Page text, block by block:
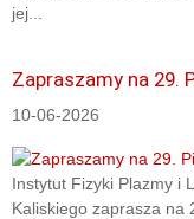
jej...
Zapraszamy na 29.
10-06-2026
Instytut Fizyki Plazmy i
Kaliskiego zaprasza na